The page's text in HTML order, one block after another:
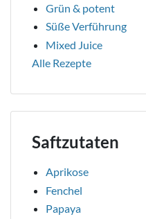
Grün & potent
Süße Verführung
Mixed Juice
Alle Rezepte
Saftzutaten
Aprikose
Fenchel
Papaya